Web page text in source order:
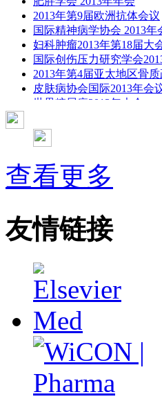
2013年第9届欧洲抗体会议
国际精神病学协会 2013年
妇科肿瘤2013年第18届大
国际创伤压力研究学会
2013年第4届亚太地区骨
皮肤病协会国际2013年会
世界糖尿病2013年大会
彭晓霞---诊断试验的Meta分
武姗姗---累积Meta分析和
孙凤---Network Meta分析
杨智荣---Cochrane综述实
杨祖耀---疾病频率资料的
查看更多
友情链接